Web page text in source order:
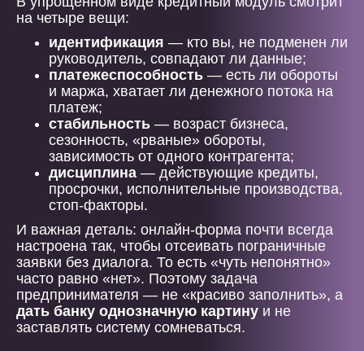
на четыре вещи:
идентификация — кто вы, не подменен ли
руководитель, совпадают ли данные;
платежеспособность — есть ли обороты
и маржа, хватает ли денежного потока на
платеж;
стабильность — возраст бизнеса,
сезонность, «рваные» обороты,
зависимость от одного контрагента;
дисциплина — действующие кредиты,
просрочки, исполнительные производства,
стоп-факторы.
И важная деталь: онлайн-форма почти всегда
настроена так, чтобы отсеивать пограничные
заявки без диалога. То есть «чуть непонятно»
часто равно «нет». Поэтому задача
предпринимателя — не «красиво заполнить», а
дать банку однозначную картину и не
заставлять систему сомневаться.